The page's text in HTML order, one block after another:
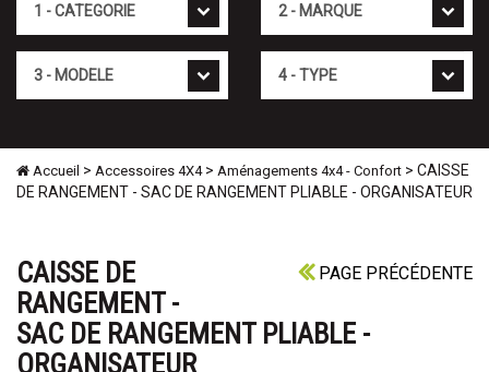
Accueil > Accessoires 4X4> Aménagements 4x4 - Confort > CAISSE
DE RANGEMENT - SAC DE RANGEMENT PLIABLE - ORGANISATEUR
PAGE PRÉCÉDENTE
CAISSE DE
RANGEMENT -
SAC DE RANGEMENT PLIABLE -
ORGANISATEUR